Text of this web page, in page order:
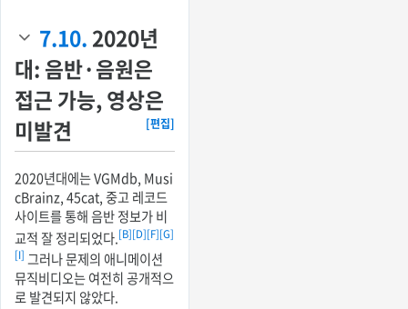
7.10. 2020년
대: 음반·음원은
접근 가능, 영상은
미발견
[편집]
2020년대에는 VGMdb, Musi
cBrainz, 45cat, 중고 레코드
사이트를 통해 음반 정보가 비
교적 잘 정리되었다.[B][D][F][G]
[I] 그러나 문제의 애니메이션
뮤직비디오는 여전히 공개적으
로 발견되지 않았다.